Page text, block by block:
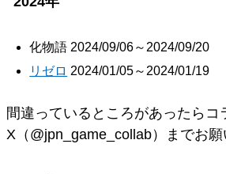
化物語 2024/09/06～2024/09/20
リゼロ 2024/01/05～2024/01/19
間違っているところがあったらコ
X（@jpn_game_collab）までお願